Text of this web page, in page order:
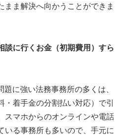
まま解決へ向かうことができま
談に行くお金（初期費用）すら
に強い法務事務所の多くは、
着手金の分割払い対応）で引
スマホからのオンラインや電話
いる事務所も多いので、手元に